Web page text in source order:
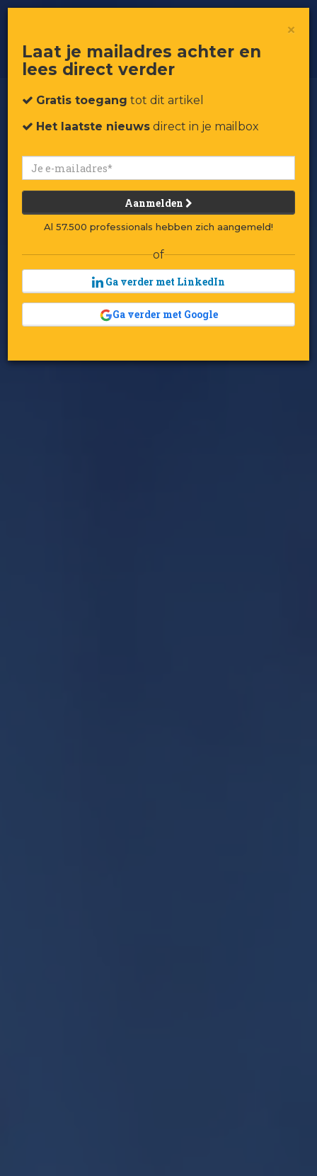
×
Laat je mailadres achter en
lees direct verder
Gratis toegang tot dit artikel
Het laatste nieuws direct in je mailbox
Aanmelden
Al 57.500 professionals hebben zich aangemeld!
of
Ga verder met LinkedIn
Ga verder met Google